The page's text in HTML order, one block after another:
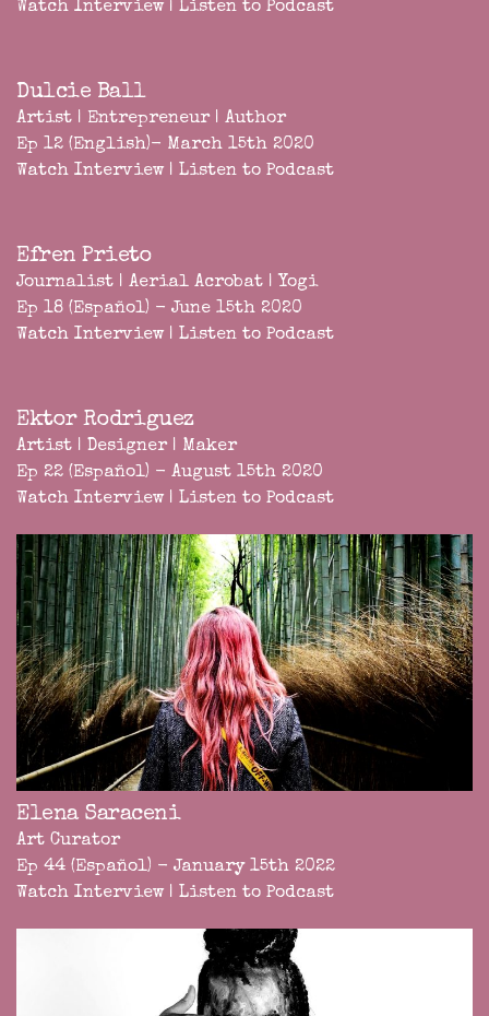
Watch Interview | Listen to Podcast
Dulcie Ball
Artist | Entrepreneur | Author
Ep 12 (English)- March 15th 2020
Watch Interview | Listen to Podcast
Efren Prieto
Journalist | Aerial Acrobat | Yogi
Ep 18 (Español) - June 15th 2020
Watch Interview | Listen to Podcast
Ektor Rodriguez
Artist | Designer | Maker
Ep 22 (Español) - August 15th 2020
Watch Interview | Listen to Podcast
Elena Saraceni
Art Curator
Ep 44 (Español) - January 15th 2022
Watch Interview | Listen to Podcast